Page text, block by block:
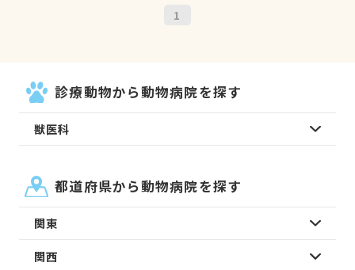
1
診療動物から動物病院を探す
獣医科
都道府県から動物病院を探す
関東
関西